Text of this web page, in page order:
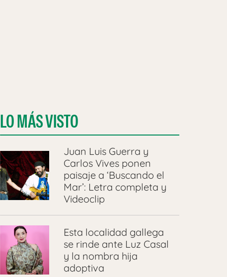
LO MÁS VISTO
Juan Luis Guerra y
Carlos Vives ponen
paisaje a ‘Buscando el
Mar’: Letra completa y
Videoclip
Esta localidad gallega
se rinde ante Luz Casal
y la nombra hija
adoptiva